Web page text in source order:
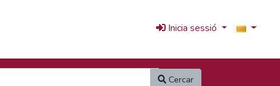
Inicia sessió
Cercar